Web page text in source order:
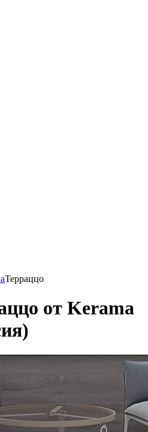
Терраццо
от Kerama